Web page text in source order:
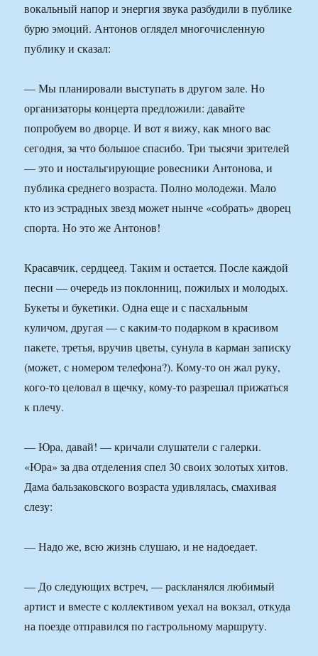
вокальный напор и энергия звука разбудили в публике
бурю эмоций. Антонов оглядел многочисленную
публику и сказал:
— Мы планировали выступать в другом зале. Но
организаторы концерта предложили: давайте
попробуем во дворце. И вот я вижу, как много вас
сегодня, за что большое спасибо. Три тысячи зрителей
— это и ностальгирующие ровесники Антонова, и
публика среднего возраста. Полно молодежи. Мало
кто из эстрадных звезд может нынче «собрать» дворец
спорта. Но это же Антонов!
Красавчик, сердцеед. Таким и остается. После каждой
песни — очередь из поклонниц, пожилых и молодых.
Букеты и букетики. Одна еще и с пасхальным
куличом, другая — с каким-то подарком в красивом
пакете, третья, вручив цветы, сунула в карман записку
(может, с номером телефона?). Кому-то он жал руку,
кого-то целовал в щечку, кому-то разрешал прижаться
к плечу.
— Юра, давай! — кричали слушатели с галерки.
«Юра» за два отделения спел 30 своих золотых хитов.
Дама бальзаковского возраста удивлялась, смахивая
слезу:
— Надо же, всю жизнь слушаю, и не надоедает.
— До следующих встреч, — раскланялся любимый
артист и вместе с коллективом уехал на вокзал, откуда
на поезде отправился по гастрольному маршруту.